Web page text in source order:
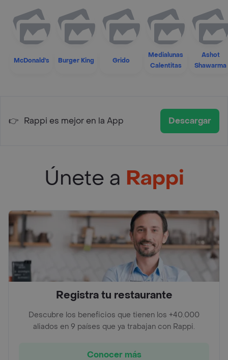
McDonald's Burger King Grido
Medialunas
Calentitas
Ashot
Shawarma
👉 Rappi es mejor en la App Descargar
Únete a Rappi
Registra tu restaurante
Descubre los beneficios que tienen los +40.000
aliados en 9 países que ya trabajan con Rappi.
Conocer más